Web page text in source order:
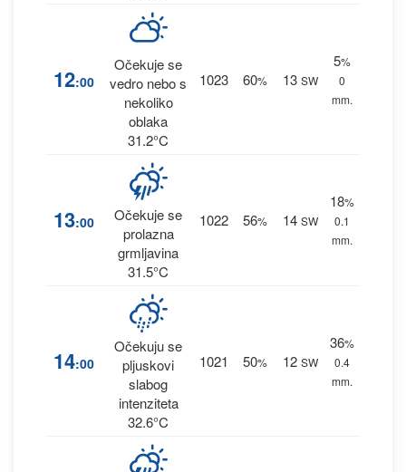
12:00
Očekuje se
vedro nebo s
nekoliko
oblaka
31.2°C
1023 60% 13 SW
5%
0
mm.
13:00
Očekuje se
prolazna
grmljavina
31.5°C
1022 56% 14 SW
18%
0.1
mm.
14:00
Očekuju se
pljuskovi
slabog
intenziteta
32.6°C
1021 50% 12 SW
36%
0.4
mm.